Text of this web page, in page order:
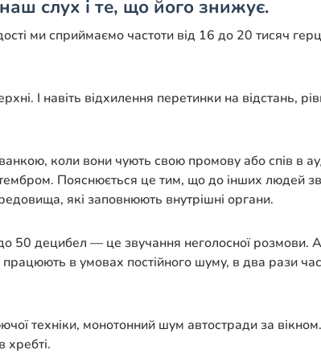
слух і те, що його знижує.
ми сприймаємо частоти від 16 до 20 тисяч
І навіть відхилення перетинки на відстань,
коли вони чують свою промову або спів в
Пояснюється це тим, що до інших людей
які заповнюють внутрішні органи.
50 децибел — це звучання неголосної розмови.
в умовах постійного шуму, в два рази
техніки, монотонний шум автостради за
хребті.